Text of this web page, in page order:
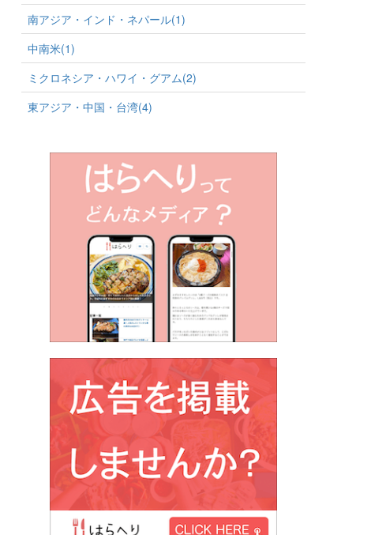
南アジア・インド・ネパール(1)
中南米(1)
ミクロネシア・ハワイ・グアム(2)
東アジア・中国・台湾(4)